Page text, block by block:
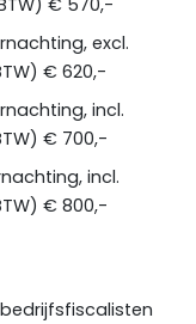
€ 570,-
excl.
€ 620,-
incl.
€ 700,-
incl.
€ 800,-